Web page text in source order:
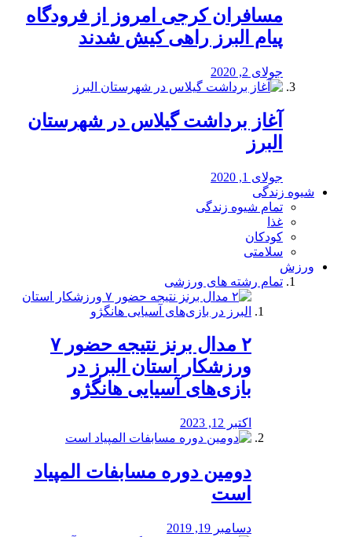
مسافران کرجی امروز از فرودگاه
پیام البرز راهی کیش شدند
جولای 2, 2020
آغاز برداشت گیلاس در شهرستان
البرز
جولای 1, 2020
شیوه زندگی
تمام شیوه زندگی
غذا
کودکان
سلامتی
ورزش
تمام رشته های ورزشی
۲ مدال برنز نتیجه حضور ۷
ورزشکار استان البرز در
بازی‌های آسیایی هانگژو
اکتبر 12, 2023
دومین دوره مسابفات المپیاد
است
دسامبر 19, 2019